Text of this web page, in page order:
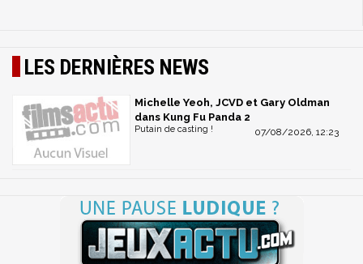
LES DERNIÈRES NEWS
Michelle Yeoh, JCVD et Gary Oldman
dans Kung Fu Panda 2
07/08/2026, 12:23
Putain de casting !